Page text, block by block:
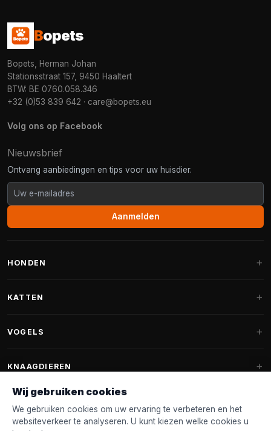
Bopets
Bopets, Herman Johan
Stationsstraat 157, 9450 Haaltert
BTW: BE 0760.058.346
+32 (0)53 839 642 · care@bopets.eu
Volg ons op Facebook
Nieuwsbrief
Ontvang aanbiedingen en tips voor uw huisdier.
Aanmelden
HONDEN
Fantail hondenmanden
Halsband & Lijn
KATTEN
Krabpalen voor Maine Coon
Krabpaal onderdelen
Krabtonnen
VOGELS
Voederhuisjes
Nestkastjes & Nesting
KNAAGDIEREN
Konijnenvoer
Knaagdierenvoer
FANTAIL
Wij gebruiken cookies
We gebruiken cookies om uw ervaring te verbeteren en het
websiteverkeer te analyseren. U kunt kiezen welke cookies u